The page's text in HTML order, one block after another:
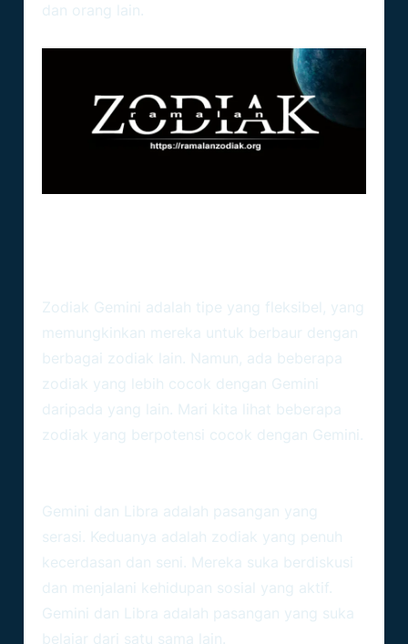
dan orang lain.
Zodiak Gemini adalah tipe yang fleksibel, yang
memungkinkan mereka untuk berbaur dengan
berbagai zodiak lain. Namun, ada beberapa
zodiak yang lebih cocok dengan Gemini
daripada yang lain. Mari kita lihat beberapa
zodiak yang berpotensi cocok dengan Gemini.
Gemini dan Libra adalah pasangan yang
serasi. Keduanya adalah zodiak yang penuh
kecerdasan dan seni. Mereka suka berdiskusi
dan menjalani kehidupan sosial yang aktif.
Gemini dan Libra adalah pasangan yang suka
belajar dari satu sama lain.